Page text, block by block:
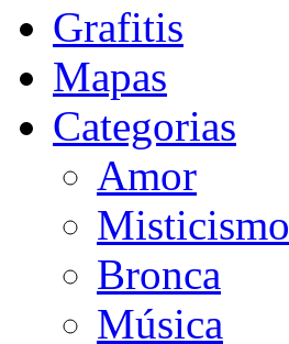
Grafitis
Mapas
Categorias
Amor
Misticismo
Bronca
Música